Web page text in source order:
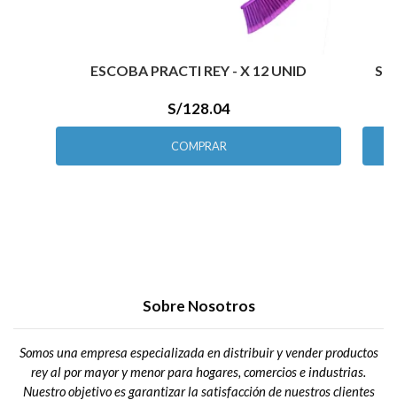
ESCOBA PRACTI REY - X 12 UNID
S/128.04
COMPRAR
Sobre Nosotros
Somos una empresa especializada en distribuir y vender productos
rey al por mayor y menor para hogares, comercios e industrias.
Nuestro objetivo es garantizar la satisfacción de nuestros clientes